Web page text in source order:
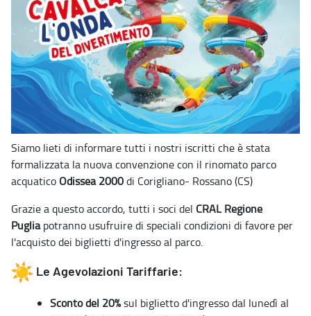
Siamo lieti di informare tutti i nostri iscritti che è stata
formalizzata la nuova convenzione con il rinomato parco
acquatico Odissea 2000di Corigliano- Rossano (CS)
Grazie a questo accordo, tutti i soci del CRAL Regione
Pugliapotranno usufruire di speciali condizioni di favore per
l'acquisto dei biglietti d'ingresso al parco.
Le Agevolazioni Tariffarie:
Sconto del 20%sul biglietto d'ingresso dal lunedì al